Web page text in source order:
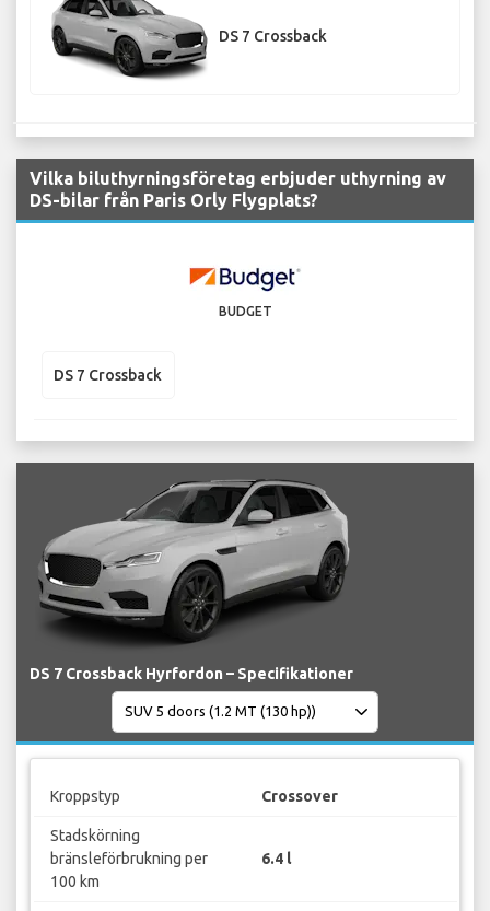
DS 7 Crossback
Vilka biluthyrningsföretag erbjuder uthyrning av
DS-bilar från Paris Orly Flygplats?
BUDGET
DS 7 Crossback
DS 7 Crossback Hyrfordon – Specifikationer
Kroppstyp Crossover
Stadskörning
bränsleförbrukning per
100 km
6.4 l